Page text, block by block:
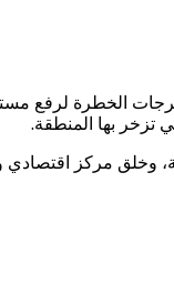
الخطرة لرفع
تزخر بها المنطقة.
وخلق مركز